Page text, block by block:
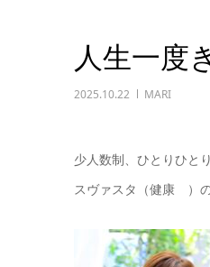
人生一度
2025.10.22 MARI
少人数制、ひとりひと
スヴァスタ（健康 ）の